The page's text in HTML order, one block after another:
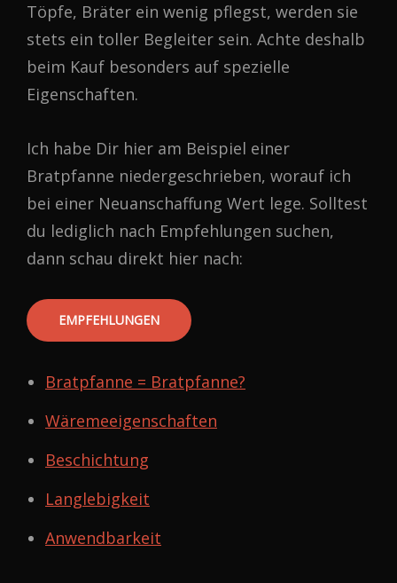
Töpfe, Bräter ein wenig pflegst, werden sie
stets ein toller Begleiter sein. Achte deshalb
beim Kauf besonders auf spezielle
Eigenschaften.
Ich habe Dir hier am Beispiel einer
Bratpfanne niedergeschrieben, worauf ich
bei einer Neuanschaffung Wert lege. Solltest
du lediglich nach Empfehlungen suchen,
dann schau direkt hier nach:
EMPFEHLUNGEN
Bratpfanne = Bratpfanne?
Wäremeeigenschaften
Beschichtung
Langlebigkeit
Anwendbarkeit